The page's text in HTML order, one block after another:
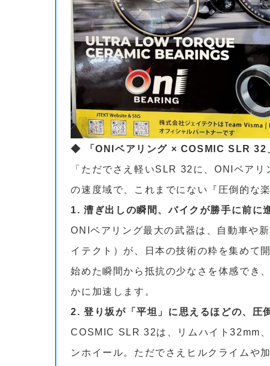
◆ 「ONIベアリング × COSMIC SLR 32
「ただでさえ軽いSLR 32に、ONIベア
の速度域で、これまでにない『圧倒的な
1. 漕ぎ出しの瞬間、バイクが勝手に前に
ONIベアリング最大の武器は、自動車や
イテクト）が、日本の技術の粋を集めて
始めた瞬間から抵抗の少なさを体感でき
かに加速します。
2. 登り坂が「平坦」に思えるほどの、圧
COSMIC SLR 32は、リムハイト32mm
ンホイール。ただでさえヒルクライムや